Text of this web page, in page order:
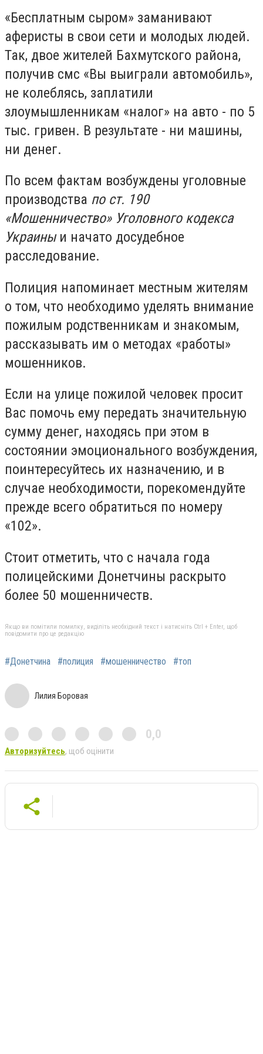
«Бесплатным сыром» заманивают
аферисты в свои сети и молодых людей.
Так, двое жителей Бахмутского района,
получив смс «Вы выиграли автомобиль»,
не колеблясь, заплатили
злоумышленникам «налог» на авто - по 5
тыс. гривен. В результате - ни машины,
ни денег.
По всем фактам возбуждены уголовные
производства по ст. 190
«Мошенничество» Уголовного кодекса
Украиныи начато досудебное
расследование.
Полиция напоминает местным жителям
о том, что необходимо уделять внимание
пожилым родственникам и знакомым,
рассказывать им о методах «работы»
мошенников.
Если на улице пожилой человек просит
Вас помочь ему передать значительную
сумму денег, находясь при этом в
состоянии эмоционального возбуждения,
поинтересуйтесь их назначению, и в
случае необходимости, порекомендуйте
прежде всего обратиться по номеру
«102».
Стоит отметить, что с начала года
полицейскими Донетчины раскрыто
более 50 мошенничеств.
Якщо ви помітили помилку, виділіть необхідний текст і натисніть Ctrl + Enter, щоб
повідомити про це редакцію
#Донетчина #полиция #мошенничество #топ
Лилия Боровая
0,0
Авторизуйтесь, щоб оцінити